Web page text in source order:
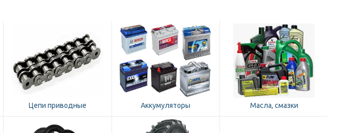
Цепи приводные Аккумуляторы Масла, смазки